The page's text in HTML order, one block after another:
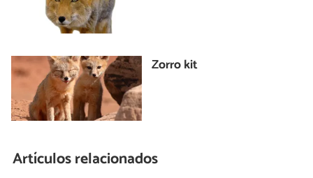
Zorro kit
Artículos relacionados